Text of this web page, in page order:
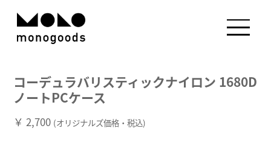
コーデュラバリスティックナイロン 1680D
ノートPCケース
￥ 2,700 (オリジナルズ価格・税込)